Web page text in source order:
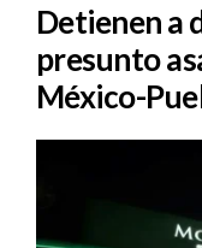
Detienen a
presunto
México-